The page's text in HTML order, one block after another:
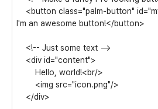
<button class="palm-button"
I'm an awesome button!</button>
<!-- Just some text -->
<div id="content">
Hello, world!<br/>
<img src="icon.png"/>
</div>